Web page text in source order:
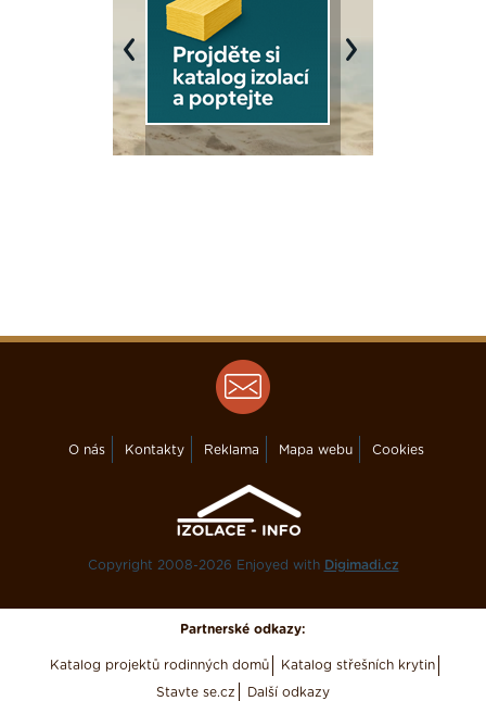
Previous Next
O nás Kontakty Reklama Mapa webu Cookies
Copyright 2008-2026 Enjoyed with Digimadi.cz
Partnerské odkazy:
Katalog projektů rodinných domů Katalog střešních krytin
Stavte se.cz Další odkazy